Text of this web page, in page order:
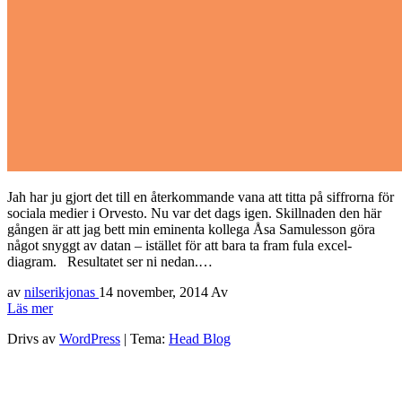
Jah har ju gjort det till en återkommande vana att titta på siffrorna för
sociala medier i Orvesto. Nu var det dags igen. Skillnaden den här
gången är att jag bett min eminenta kollega Åsa Samulesson göra
något snyggt av datan – istället för att bara ta fram fula excel-
diagram. Resultatet ser ni nedan.…
av nilserikjonas 14 november, 2014 Av
Läs mer
Drivs av WordPress | Tema: Head Blog